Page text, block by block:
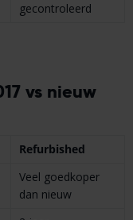
gecontroleerd
vs nieuw
Refurbished
Veel goedkoper
dan nieuw